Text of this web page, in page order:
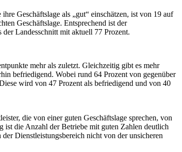
Geschäftslage als „gut“ einschätzen, ist von 19 auf
Geschäftslage. Entsprechend ist der
Landesschnitt mit aktuell 77 Prozent.
mehr als zuletzt. Gleichzeitig gibt es mehr
befriedigend. Wobei rund 64 Prozent von gegenüber
wird von 47 Prozent als befriedigend und von 40
die von einer guten Geschäftslage sprechen, von
ist die Anzahl der Betriebe mit guten Zahlen deutlich
Dienstleistungsbereich nicht von der unsicheren